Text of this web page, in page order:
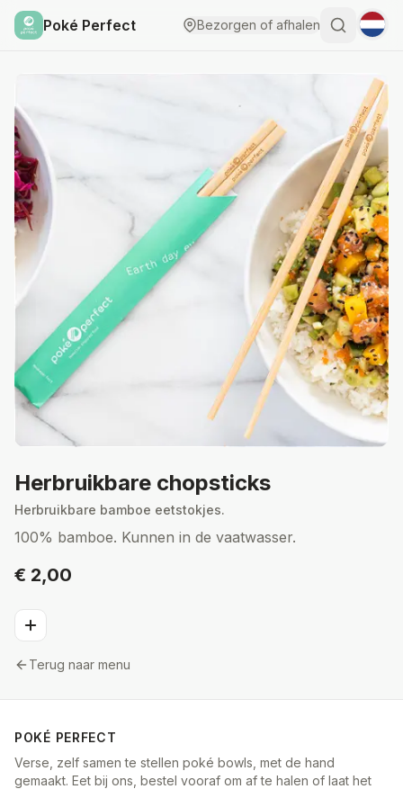
Poké Perfect Bezorgen of afhalen
Herbruikbare chopsticks
Herbruikbare bamboe eetstokjes.
100% bamboe. Kunnen in de vaatwasser.
€ 2,00
Terug naar menu
POKÉ PERFECT
Verse, zelf samen te stellen poké bowls, met de hand
gemaakt. Eet bij ons, bestel vooraf om af te halen of laat het